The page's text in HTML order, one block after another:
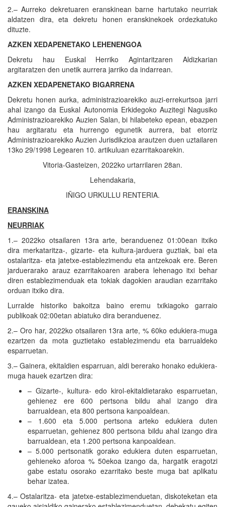
2.– Aurreko dekretuaren eranskinean barne hartutako neurriak
aldatzen dira, eta dekretu honen eranskinekoek ordezkatuko
dituzte.
AZKEN XEDAPENETAKO LEHENENGOA
Dekretu hau Euskal Herriko Agintaritzaren Aldizkarian
argitaratzen den unetik aurrera jarriko da indarrean.
AZKEN XEDAPENETAKO BIGARRENA
Dekretu honen aurka, administrazioarekiko auzi-errekurtsoa jarri
ahal izango da Euskal Autonomia Erkidegoko Auzitegi Nagusiko
Administrazioarekiko Auzien Salan, bi hilabeteko epean, ebazpen
hau argitaratu eta hurrengo egunetik aurrera, bat etorriz
Administrazioarekiko Auzien Jurisdikzioa arautzen duen uztailaren
13ko 29/1998 Legearen 10. artikuluan ezarritakoarekin.
Vitoria-Gasteizen, 2022ko urtarrilaren 28an.
Lehendakaria,
IÑIGO URKULLU RENTERIA.
ERANSKINA
NEURRIAK
1.– 2022ko otsailaren 13ra arte, beranduenez 01:00ean itxiko
dira merkataritza-, gizarte- eta kultura-jarduera guztiak, bai eta
ostalaritza- eta jatetxe-establezimendu eta antzekoak ere. Beren
jarduerarako arauz ezarritakoaren arabera lehenago itxi behar
diren establezimenduak eta tokiak dagokien araudian ezarritako
orduan itxiko dira.
Lurralde historiko bakoitza baino eremu txikiagoko garraio
publikoak 02:00etan abiatuko dira beranduenez.
2.– Oro har, 2022ko otsailaren 13ra arte, % 60ko edukiera-muga
ezartzen da mota guztietako establezimendu eta barrualdeko
esparruetan.
3.– Gainera, ekitaldien esparruan, aldi bererako honako edukiera-
muga hauek ezartzen dira:
– Gizarte-, kultura- edo kirol-ekitaldietarako esparruetan,
gehienez ere 600 pertsona bildu ahal izango dira
barrualdean, eta 800 pertsona kanpoaldean.
– 1.600 eta 5.000 pertsona arteko edukiera duten
esparruetan, gehienez 800 pertsona bildu ahal izango dira
barrualdean, eta 1.200 pertsona kanpoaldean.
– 5.000 pertsonatik gorako edukiera duten esparruetan,
gehieneko aforoa % 50ekoa izango da, hargatik eragotzi
gabe estatu osorako ezarritako beste muga bat aplikatu
behar izatea.
4.– Ostalaritza- eta jatetxe-establezimenduetan, diskoteketan eta